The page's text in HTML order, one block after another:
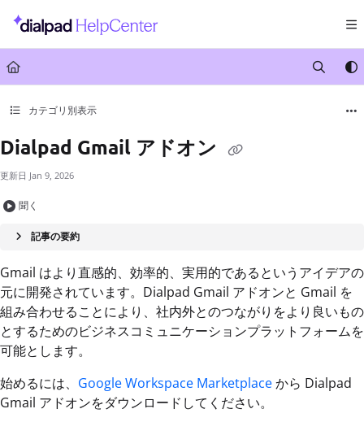
Documentation Index
Fetch the complete documentation index at:
Use this file to discover all available pages before exploring further.
カテゴリ別表示
Dialpad Gmail アドオン
更新日 Jan 9, 2026
聞く
記事の要約
Gmail はより直感的、効率的、実用的であるというアイデアの
元に開発されています。Dialpad Gmail アドオンと Gmail を
組み合わせることにより、社内外とのつながりをより良いもの
とするためのビジネスコミュニケーションプラットフォームを
可能とします。
始めるには、 Google Workspace Marketplaceから Dialpad
Gmail アドオンをダウンロードしてください。